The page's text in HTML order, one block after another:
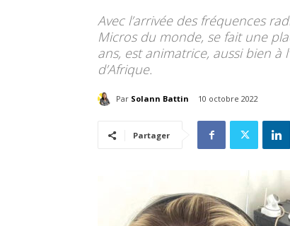
Avec l’arrivée des fréquences
Micros du monde, se fait une
ans, est animatrice, aussi bien à
d’Afrique.
Par Solann Battin 10 octobre 2022
Partager